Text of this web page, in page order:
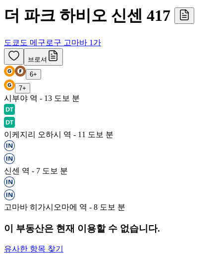
더 파크 하비오 신센 417
도쿄도 메구로구 고마바 1가
브로셔
6+
7+
시부야 역 - 13 도보 분
이케지리 오하시 역 - 11 도보 분
신센 역 - 7 도보 분
고마바 히가시오마에 역 - 8 도보 분
이 부동산은 현재 이용할 수 없습니다.
유사한 항목 찾기